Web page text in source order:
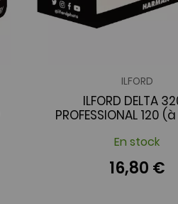
ILFORD
ILFORD DELTA
PROFESSIONAL 120
En stock
16,80 €